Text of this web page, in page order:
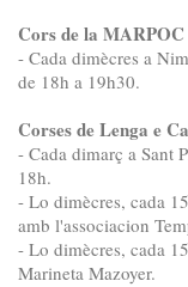
Cors de la MARPOC
- Cada dimècres a
de 18h a 19h30.
Corses de Lenga e
- Cada dimarç a Sant
18h.
- Lo dimècres, cada
amb l'associacion
- Lo dimècres, cada
Marineta Mazoyer.